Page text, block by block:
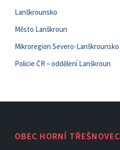
Lanškrounsko
Město Lanškroun
Mikroregion Severo-Lanškrounsko
Policie ČR – oddělení Lanškroun
OBEC HORNÍ TŘEŠNOVEC